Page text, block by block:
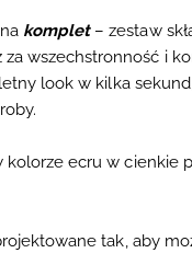
komplet– zestaw
wszechstronność i
look w kilka sekund
kolorzeecru w cienkie
tak, aby